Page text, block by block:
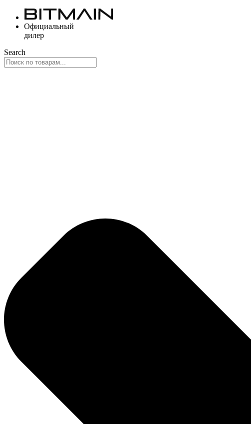
Перейти
содержимому
Официальный
дилер
Search